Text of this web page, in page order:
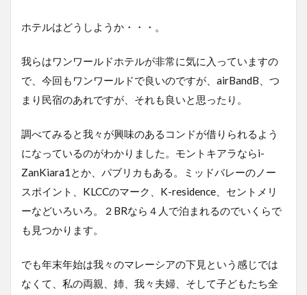
ホテルはどうしようか・・・。
我らはワンワールドホテルが非常に気に入っていますの
で、今回もワンワールドで良いのですが、airBandB、つ
まり民宿のあれですが、それも良いと思ったり。
調べてみると我々が興味のあるコンドが借りられるよう
になっているのがわかりました。モントキアラならi-
ZanKiara1とか、パブリカもある。ミッドバレーのノー
スポイント、KLCCのマーク、K-residence、セントメリ
ーなどいろいろ。２BRなら４人で泊まれるのでいくらで
も見つかります。
でも年末年始は我々のマレーシアの下見という感じでは
なくて、私の両親、姉、我々夫婦、そして子どもたち全